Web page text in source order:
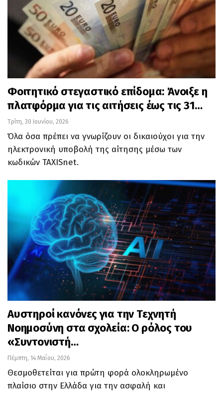
Φοιτητικό στεγαστικό επίδομα: Άνοιξε η
πλατφόρμα για τις αιτήσεις έως τις 31…
Τρίτη, 30 Ιουνίου, 2026
Όλα όσα πρέπει να γνωρίζουν οι δικαιούχοι για την
ηλεκτρονική υποβολή της αίτησης μέσω των
κωδικών TAXISnet.
Αυστηροί κανόνες για την Τεχνητή
Νοημοσύνη στα σχολεία: Ο ρόλος του
«Συντονιστή…
Πέμπτη, 14 Μαΐου, 2026
Θεσμοθετείται για πρώτη φορά ολοκληρωμένο
πλαίσιο στην Ελλάδα για την ασφαλή και